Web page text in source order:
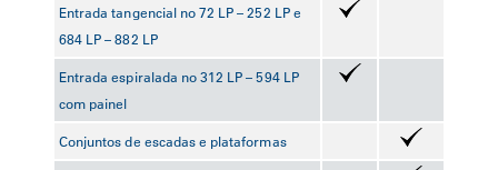
Entrada tangencial no 72 LP – 252 LP e
684 LP – 882 LP
Entrada espiralada no 312 LP – 594 LP
com painel
Conjuntos de escadas e plataformas